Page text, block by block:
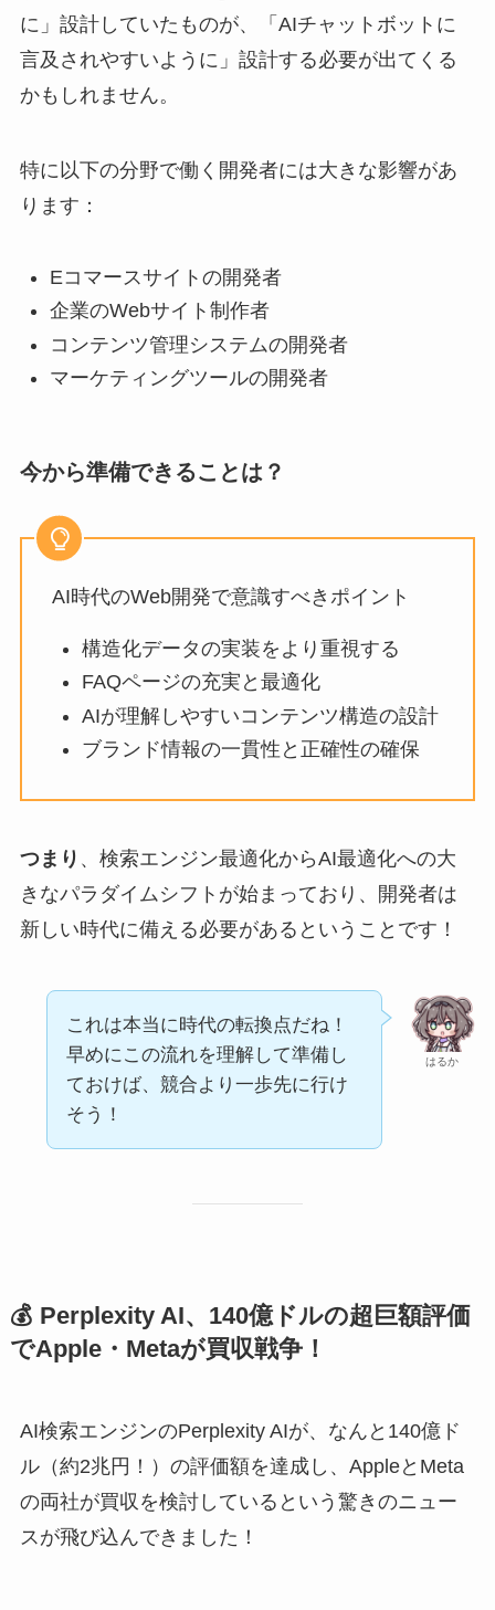
に」設計していたものが、「AIチャットボットに
言及されやすいように」設計する必要が出てくる
かもしれません。
特に以下の分野で働く開発者には大きな影響があ
ります：
Eコマースサイトの開発者
企業のWebサイト制作者
コンテンツ管理システムの開発者
マーケティングツールの開発者
今から準備できることは？
AI時代のWeb開発で意識すべきポイント
構造化データの実装をより重視する
FAQページの充実と最適化
AIが理解しやすいコンテンツ構造の設計
ブランド情報の一貫性と正確性の確保
つまり 、検索エンジン最適化からAI最適化への大
きなパラダイムシフトが始まっており、開発者は
新しい時代に備える必要があるということです！
はるか
これは本当に時代の転換点だね！
早めにこの流れを理解して準備し
ておけば、競合より一歩先に行け
そう！
💰 Perplexity AI、140億ドルの超巨額評価
でApple・Metaが買収戦争！
AI検索エンジンのPerplexity AIが、なんと140億ド
ル（約2兆円！）の評価額を達成し、AppleとMeta
の両社が買収を検討しているという驚きのニュー
スが飛び込んできました！